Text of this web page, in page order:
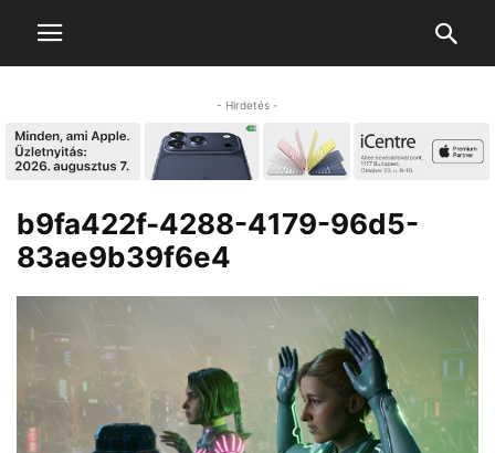
- Hirdetés -
b9fa422f-4288-4179-96d5-
83ae9b39f6e4